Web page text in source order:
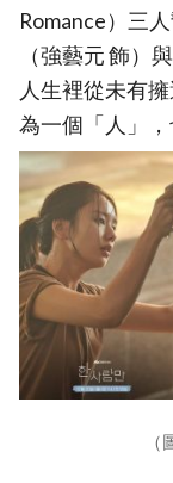
Romance）三
（強藝元 飾）
人生裡從未有
為一個「人」，